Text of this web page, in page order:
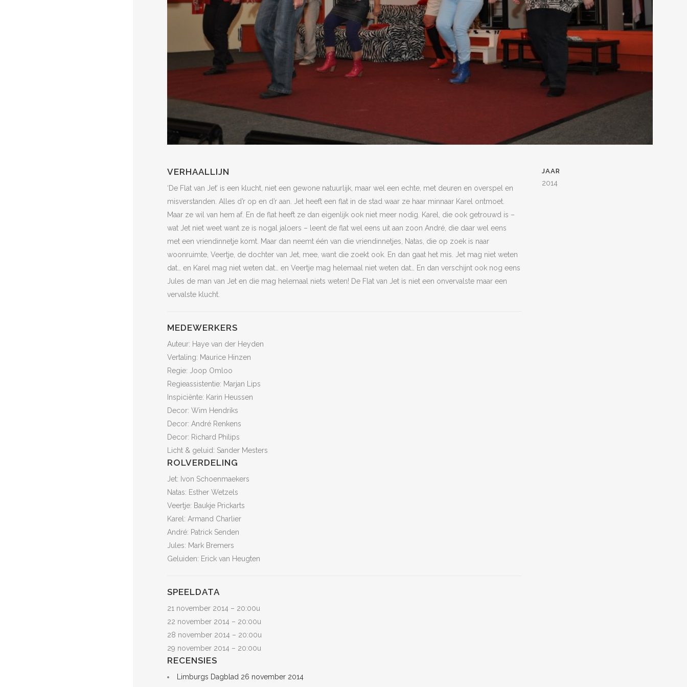
VERHAALLIJN
‘De Flat van Jet’ is een klucht, niet een gewone natuurlijk, maar wel een echte, met deuren en overspel en
misverstanden. Alles d’r op en d’r aan. Jet heeft een flat in de stad waar ze haar minnaar Karel ontmoet.
Maar ze wil van hem af. En de flat heeft ze dan eigenlijk ook niet meer nodig. Karel, die ook getrouwd is –
wat Jet niet weet want ze is nogal jaloers – leent de flat wel eens uit aan zoon André, die daar wel eens
met een vriendinnetje komt. Maar dan neemt één van die vriendinnetjes, Natas, die op zoek is naar
woonruimte, Veertje, de dochter van Jet, mee, want die zoekt ook. En dan gaat het mis. Jet mag niet weten
dat… en Karel mag niet weten dat… en Veertje mag helemaal niet weten dat… En dan verschijnt ook nog eens
Jules de man van Jet en die mag helemaal niets weten! De Flat van Jet is niet een onvervalste maar een
vervalste klucht.
MEDEWERKERS
Auteur: Haye van der Heyden
Vertaling: Maurice Hinzen
Regie: Joop Omloo
Regieassistentie: Marjan Lips
Inspiciënte: Karin Heussen
Decor: Wim Hendriks
Decor: André Renkens
Decor: Richard Philips
Licht & geluid: Sander Mesters
ROLVERDELING
Jet: Ivon Schoenmaekers
Natas: Esther Wetzels
Veertje: Baukje Prickarts
Karel: Armand Charlier
André: Patrick Senden
Jules: Mark Bremers
Geluiden: Erick van Heugten
SPEELDATA
21 november 2014 – 20:00u
22 november 2014 – 20:00u
28 november 2014 – 20:00u
29 november 2014 – 20:00u
RECENSIES
Limburgs Dagblad 26 november 2014
JAAR
2014